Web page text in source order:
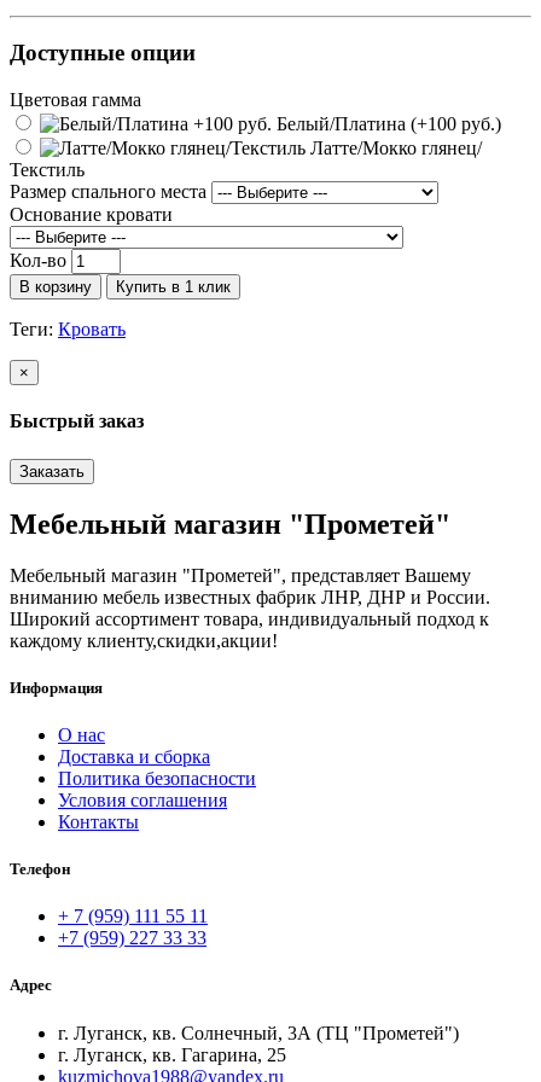
Доступные опции
Цветовая гамма
Белый/Платина (+100 руб.)
Латте/Мокко глянец/
Текстиль
Размер спального места
Основание кровати
Кол-во
В корзину Купить в 1 клик
Теги: Кровать
×
Быстрый заказ
Заказать
Мебельный магазин "Прометей"
Мебельный магазин "Прометей", представляет Вашему
вниманию мебель известных фабрик ЛНР, ДНР и России.
Широкий ассортимент товара, индивидуальный подход к
каждому клиенту,скидки,акции!
Информация
О нас
Доставка и сборка
Политика безопасности
Условия соглашения
Контакты
Телефон
+ 7 (959) 111 55 11
+7 (959) 227 33 33
Адрес
г. Луганск, кв. Солнечный, 3А (ТЦ "Прометей")
г. Луганск, кв. Гагарина, 25
kuzmichova1988@yandex.ru